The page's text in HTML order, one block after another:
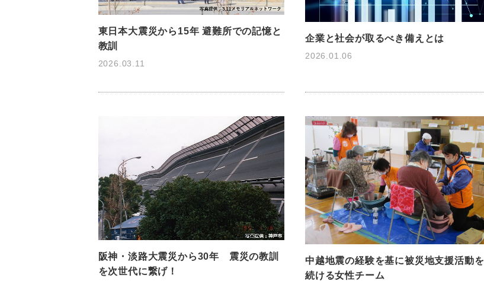
東日本大震災から15年 避難所での記憶と
教訓
2026.03.11
企業と社会が取るべき備えとは
2026.01.06
阪神・淡路大震災から30年 震災の教訓
を次世代に繋げ！
中越地震の経験を基に被災地支援活動を
続ける女性チーム